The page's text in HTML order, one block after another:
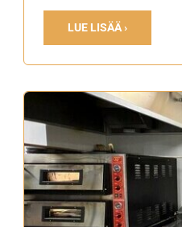
LUE LISÄÄ ›